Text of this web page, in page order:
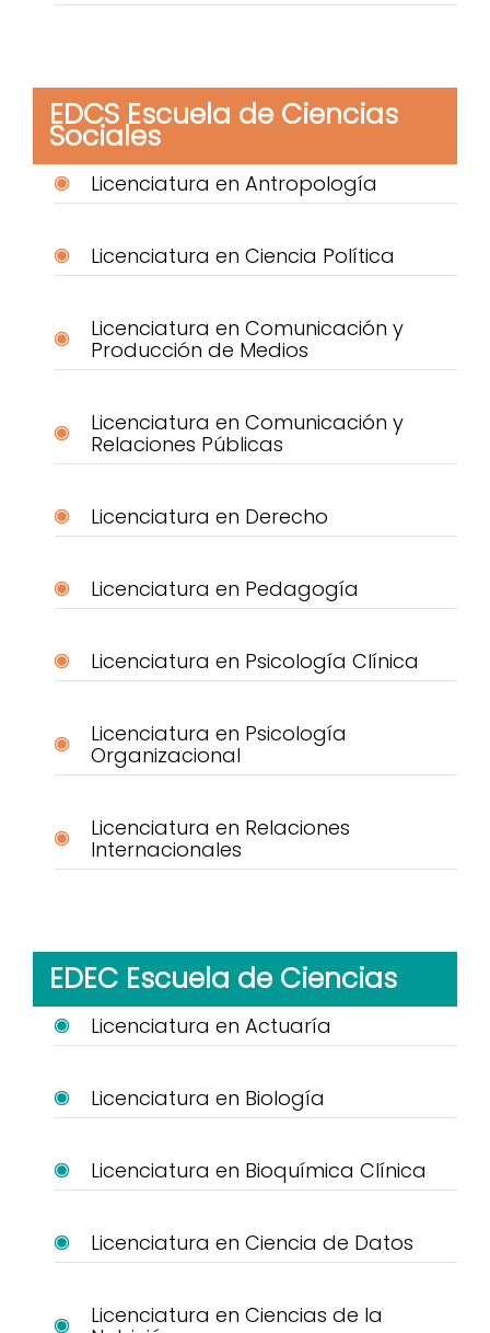
EDCS Escuela de Ciencias
Sociales
Licenciatura en Antropología
Licenciatura en Ciencia Política
Licenciatura en Comunicación y
Producción de Medios
Licenciatura en Comunicación y
Relaciones Públicas
Licenciatura en Derecho
Licenciatura en Pedagogía
Licenciatura en Psicología Clínica
Licenciatura en Psicología
Organizacional
Licenciatura en Relaciones
Internacionales
EDEC Escuela de Ciencias
Licenciatura en Actuaría
Licenciatura en Biología
Licenciatura en Bioquímica Clínica
Licenciatura en Ciencia de Datos
Licenciatura en Ciencias de la